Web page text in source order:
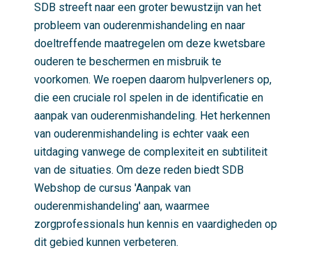
SDB streeft naar een groter bewustzijn van het
probleem van ouderenmishandeling en naar
doeltreffende maatregelen om deze kwetsbare
ouderen te beschermen en misbruik te
voorkomen. We roepen daarom hulpverleners op,
die een cruciale rol spelen in de identificatie en
aanpak van ouderenmishandeling. Het herkennen
van ouderenmishandeling is echter vaak een
uitdaging vanwege de complexiteit en subtiliteit
van de situaties. Om deze reden biedt SDB
Webshop de cursus 'Aanpak van
ouderenmishandeling' aan, waarmee
zorgprofessionals hun kennis en vaardigheden op
dit gebied kunnen verbeteren.